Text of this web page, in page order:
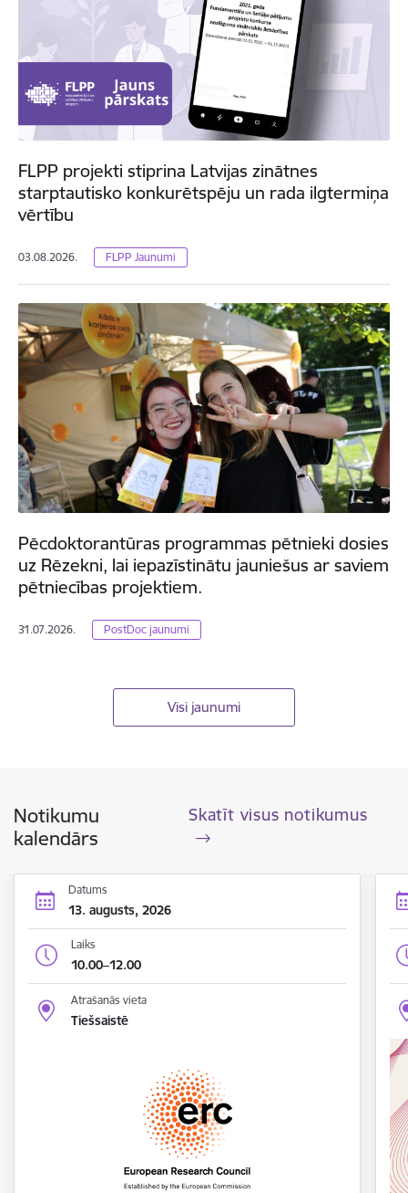
FLPP projekti stiprina Latvijas zinātnes
starptautisko konkurētspēju un rada ilgtermiņa
vērtību
03.08.2026. FLPP Jaunumi
Pēcdoktorantūras programmas pētnieki dosies
uz Rēzekni, lai iepazīstinātu jauniešus ar saviem
pētniecības projektiem.
31.07.2026. PostDoc jaunumi
Visi jaunumi
Notikumu
kalendārs
Skatīt visus notikumus
Datums
13. augusts, 2026
Laiks
10.00–12.00
Atrašanās vieta
Tiešsaistē